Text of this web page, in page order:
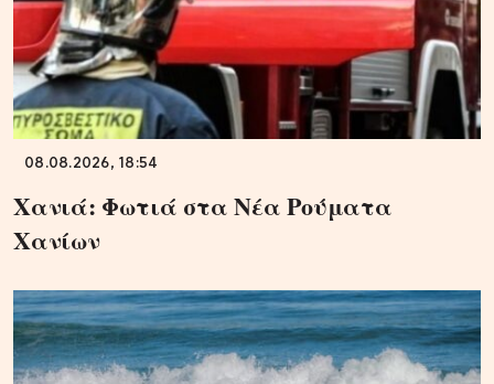
08.08.2026, 18:54
Χανιά: Φωτιά στα Νέα Ρούματα
Χανίων